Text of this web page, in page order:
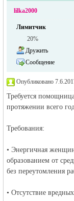
жизнь и
объявления в
lilka2000
Лимитчик
20%
Дружить
Сообщение
Опубликовано
Требуется
протяжении всего
Требования:
• Энергичная
образованием от
без переутомления
• Отсутствие